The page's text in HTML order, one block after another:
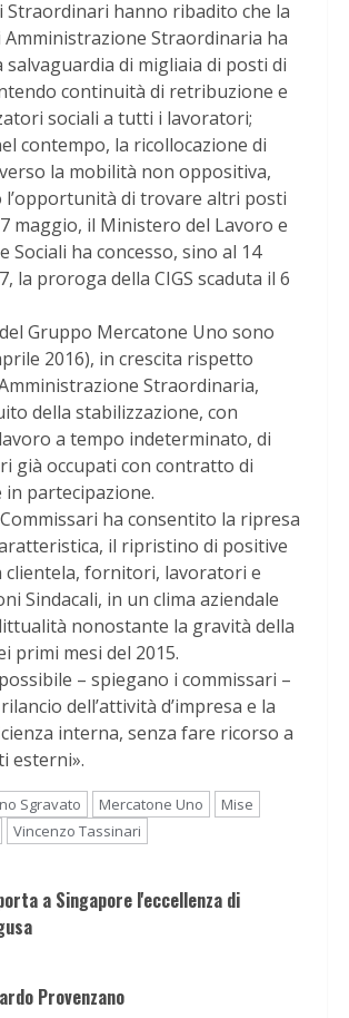
Straordinari hanno ribadito che la
Amministrazione Straordinaria ha
di migliaia di posti di
continuità di retribuzione e
sociali a tutti i lavoratori;
contempo, la ricollocazione di
la mobilità non oppositiva,
l’opportunità di trovare altri posti
maggio, il Ministero del Lavoro e
Sociali ha concesso, sino al 14
la proroga della CIGS scaduta il 6
Gruppo Mercatone Uno sono
2016), in crescita rispetto
Straordinaria,
della stabilizzazione, con
a tempo indeterminato, di
già occupati con contratto di
in partecipazione.
ha consentito la ripresa
il ripristino di positive
clientela, fornitori, lavoratori e
Sindacali, in un clima aziendale
nonostante la gravità della
primi mesi del 2015.
– spiegano i commissari –
dell’attività d’impresa e la
interna, senza fare ricorso a
esterni».
Sgravato Mercatone Uno
Mise
Vincenzo Tassinari
a Singapore l'eccellenza di
Provenzano